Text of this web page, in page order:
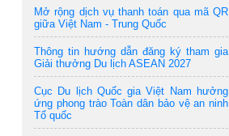
Mở rộng dịch vụ thanh toán qua mã QR
giữa Việt Nam - Trung Quốc
Thông tin hướng dẫn đăng ký tham gia
Giải thưởng Du lịch ASEAN 2027
Cục Du lịch Quốc gia Việt Nam hưởng
ứng phong trào Toàn dân bảo vệ an ninh
Tổ quốc